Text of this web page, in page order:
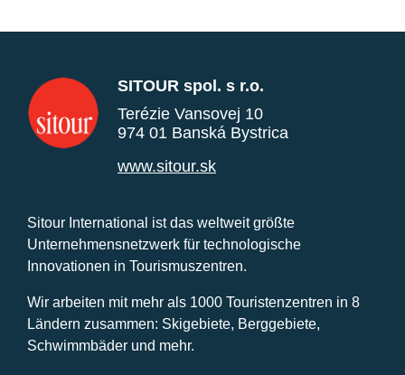
SITOUR spol. s r.o.
Terézie Vansovej 10
974 01 Banská Bystrica
www.sitour.sk
Sitour International ist das weltweit größte
Unternehmensnetzwerk für technologische
Innovationen in Tourismuszentren.
Wir arbeiten mit mehr als 1000 Touristenzentren in 8
Ländern zusammen: Skigebiete, Berggebiete,
Schwimmbäder und mehr.